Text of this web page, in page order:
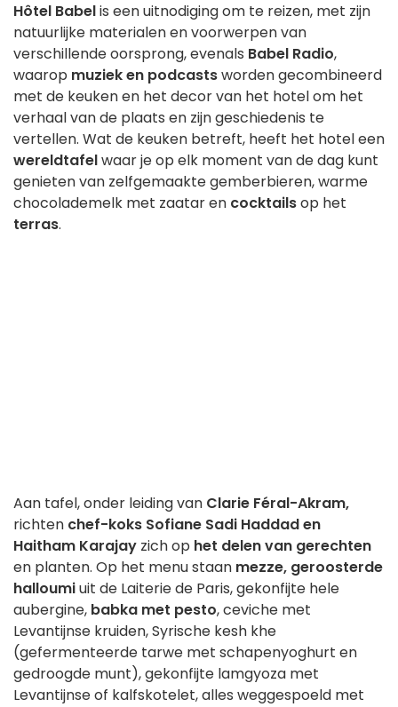
Hôtel Babelis een uitnodiging om te reizen, met zijn
natuurlijke materialen en voorwerpen van
verschillende oorsprong, evenals Babel Radio,
waarop muziek en podcastsworden gecombineerd
met de keuken en het decor van het hotel om het
verhaal van de plaats en zijn geschiedenis te
vertellen. Wat de keuken betreft, heeft het hotel een
wereldtafelwaar je op elk moment van de dag kunt
genieten van zelfgemaakte gemberbieren, warme
chocolademelk met zaatar en cocktailsop het
terras.
Aan tafel, onder leiding van Clarie Féral-Akram,
richten chef-koks Sofiane Sadi Haddad en
Haitham Karajay zich op het delen van gerechten
en planten. Op het menu staan mezze, geroosterde
halloumiuit de Laiterie de Paris, gekonfijte hele
aubergine, babka met pesto, ceviche met
Levantijnse kruiden, Syrische kesh khe
(gefermenteerde tarwe met schapenyoghurt en
gedroogde munt), gekonfijte lamgyoza met
Levantijnse of kalfskotelet, alles weggespoeld met